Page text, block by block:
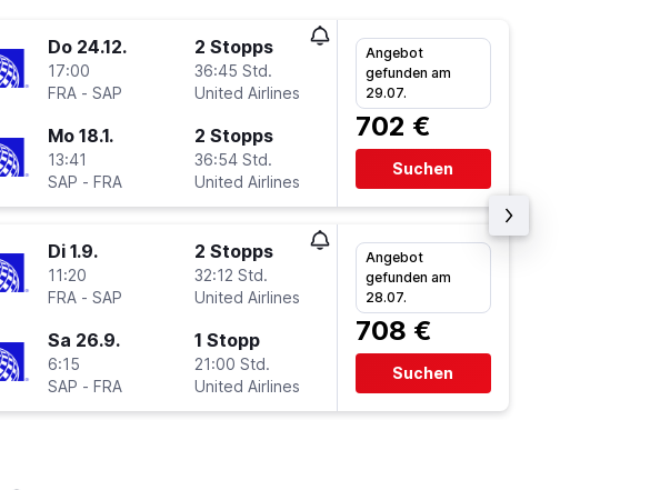
Do 24.12.
17:00
FRA- SAP
2 Stopps
36:45 Std.
United Airlines
Mo 18.1.
13:41
SAP - FRA
2 Stopps
36:54 Std.
United Airlines
Angebot
gefunden am
29.07.
702 €
Suchen
Di 1.9.
11:20
FRA- SAP
2 Stopps
32:12 Std.
United Airlines
Sa 26.9.
6:15
SAP - FRA
1 Stopp
21:00 Std.
United Airlines
Angebot
gefunden am
28.07.
708 €
Suchen